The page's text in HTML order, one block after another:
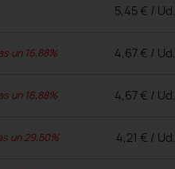
5,45 € / Ud.
un 16,88% 4,67 € / Ud.
un 16,88% 4,67 € / Ud.
un 29,50% 4,21 € / Ud.